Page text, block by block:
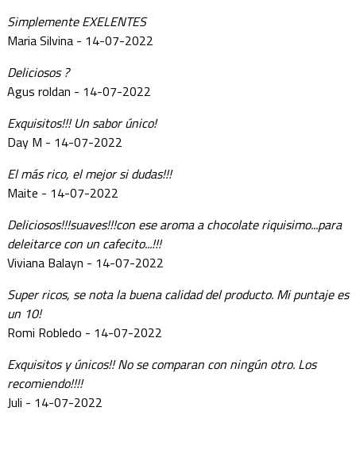
Simplemente EXELENTES
Maria Silvina - 14-07-2022
Deliciosos ?
Agus roldan - 14-07-2022
Exquisitos!!! Un sabor único!
Day M - 14-07-2022
El más rico, el mejor si dudas!!!
Maite - 14-07-2022
Deliciosos!!!suaves!!!con ese aroma a chocolate riquisimo...para
deleitarce con un cafecito...!!!
Viviana Balayn - 14-07-2022
Super ricos, se nota la buena calidad del producto. Mi puntaje es
un 10!
Romi Robledo - 14-07-2022
Exquisitos y únicos!! No se comparan con ningún otro. Los
recomiendo!!!!
Juli - 14-07-2022